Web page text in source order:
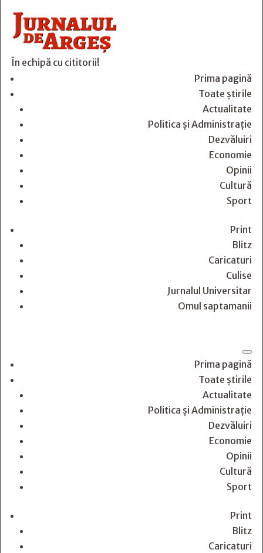
În echipă cu cititorii!
Prima pagină
Toate știrile
Actualitate
Politica și Administrație
Dezvăluiri
Economie
Opinii
Cultură
Sport
Print
Blitz
Caricaturi
Culise
Jurnalul Universitar
Omul saptamanii
Prima pagină
Toate știrile
Actualitate
Politica și Administrație
Dezvăluiri
Economie
Opinii
Cultură
Sport
Print
Blitz
Caricaturi